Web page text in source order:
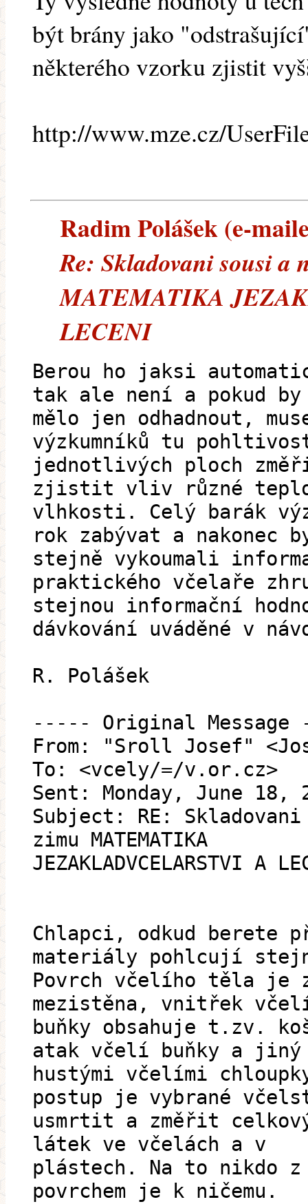
být brány jako
některého vzorku zjistit
http://www.mze.cz/
Radim Polášek (e-
Re: Skladovani sousi a
MATEMATIKA
LECENI
Berou ho jaksi
tak ale není a pokud
mělo jen odhadnout,
výzkumníků tu
jednotlivých ploch
zjistit vliv různé
vlhkosti. Celý barák
rok zabývat a nakonec
stejně vykoumali
praktického včelaře
stejnou informační
dávkování uváděné v
R. Polášek
----- Original
From: "Sroll Josef"
To: <vcely/=/v.or.cz>
Sent: Monday, June 18,
Subject: RE:
zimu MATEMATIKA
JEZAKLADVCELARSTVI A
Chlapci, odkud berete
materiály pohlcují
Povrch včelího těla je
mezistěna, vnitřek
buňky obsahuje t.zv.
atak včelí buňky a jiný
hustými včelími
postup je vybrané
usmrtit a změřit
látek ve včelách a v
plástech. Na to nikdo z
povrchem je k ničemu.